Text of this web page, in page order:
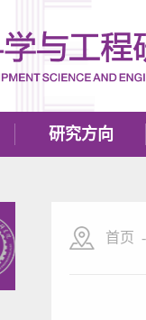
研究方向
首页